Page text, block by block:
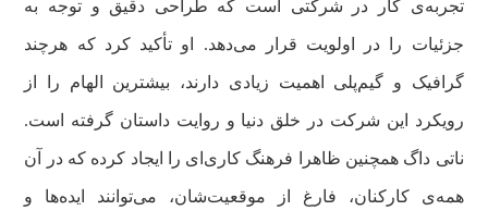
تجربه‌ی کار در شرکتی است که طراحی دقیق و توجه به
جزئیات را در اولویت قرار می‌دهد. او تأکید کرد که هرچند
گرافیک و گیم‌پلی اهمیت زیادی دارند، بیشترین الهام را از
رویکرد این شرکت در خلق دنیا و روایت داستان گرفته است.
ناتی داگ همچنین ظاهرا فرهنگ کاری‌ای را ایجاد کرده که در آن
همه‌ی کارکنان، فارغ از موقعیت‌شان، می‌توانند ایده‌ها و